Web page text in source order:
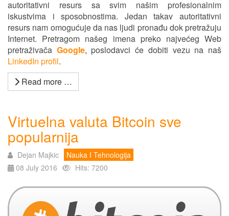
autoritativni resurs sa svim našim profesionalnim
iskustvima i sposobnostima. Jedan takav autoritativni
resurs nam omogućuje da nas ljudi pronađu dok pretražuju
Internet. Pretragom našeg imena preko najvećeg Web
pretraživača Google, poslodavci će dobiti vezu na naš
LinkedIn profil.
Read more …
Virtuelna valuta Bitcoin sve
popularnija
Dejan Majkic
Nauka I Tehnologija
08 July 2016
Hits: 7200